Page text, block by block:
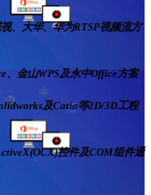
、大华、华为RTSP视频流方
金山WPS及永中Office方案
及Catia等2D/3D工程
控件及COM组件通